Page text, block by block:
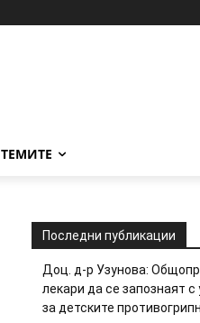
ТЕМИТЕ
Последни публикации
Доц. д-р Узунова:
лекари да се запознаят
за детските